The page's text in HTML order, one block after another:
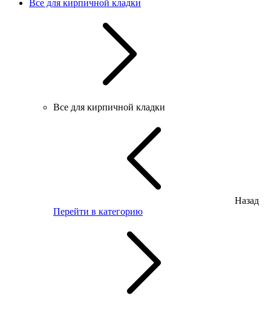
Все для кирпичной кладки
Все для кирпичной кладки
Назад
Перейти в категорию